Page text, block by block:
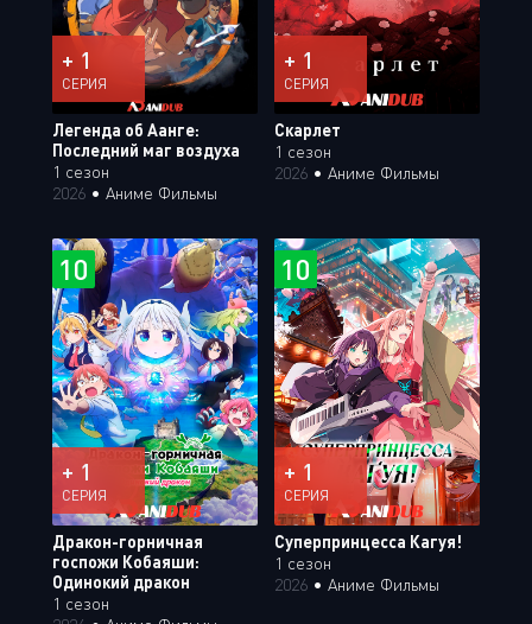
+ 1
СЕРИЯ
Легенда об Аанге:
Последний маг воздуха
1 сезон
2026 • Аниме Фильмы
+ 1
СЕРИЯ
Скарлет
1 сезон
2026 • Аниме Фильмы
10
+ 1
СЕРИЯ
Дракон-горничная
госпожи Кобаяши:
Одинокий дракон
1 сезон
10
+ 1
СЕРИЯ
Суперпринцесса Кагуя!
1 сезон
2026 • Аниме Фильмы